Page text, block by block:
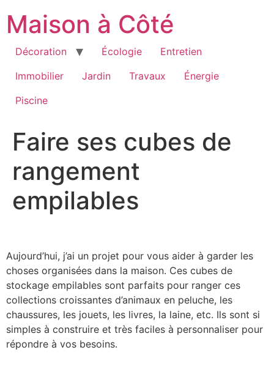
contenu
Maison à Côté
Décoration Écologie
Entretien
Immobilier
Jardin Travaux
Énergie
Piscine
Faire ses cubes de
rangement
empilables
Aujourd’hui, j’ai un projet pour vous aider à garder les
choses organisées dans la maison. Ces cubes de
stockage empilables sont parfaits pour ranger ces
collections croissantes d’animaux en peluche, les
chaussures, les jouets, les livres, la laine, etc. Ils sont si
simples à construire et très faciles à personnaliser pour
répondre à vos besoins.